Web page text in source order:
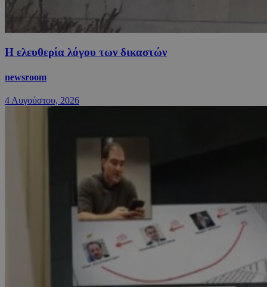
Η ελευθερία λόγου των δικαστών
newsroom
4 Αυγούστου, 2026